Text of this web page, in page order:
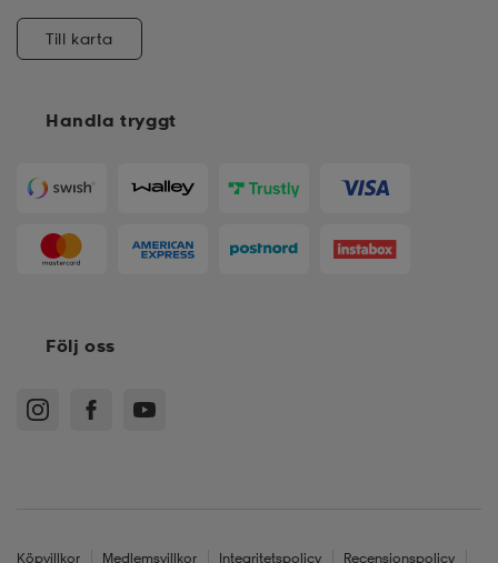
Handla tryggt
Till karta
Följ oss
Köpvillkor Medlemsvillkor Integritetspolicy Recensionspolicy